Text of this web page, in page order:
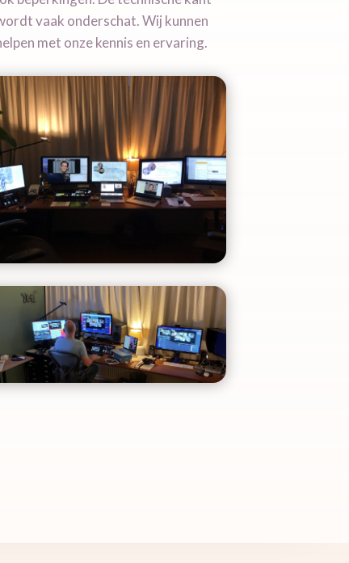
vaak onderschat. Wij kunnen
met onze kennis en ervaring.